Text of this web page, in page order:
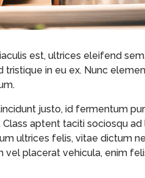
est, ultrices eleifend
tristique in eu ex. Nunc
justo, id fermentum
aptent taciti sociosqu ad
ultrices felis, vitae dictum
vel placerat vehicula, enim